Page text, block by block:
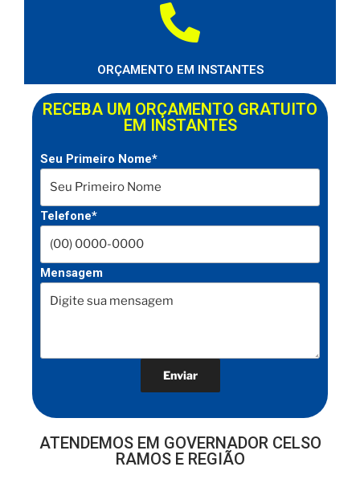
ORÇAMENTO EM INSTANTES
RECEBA UM ORÇAMENTO GRATUITO
EM INSTANTES
Seu Primeiro Nome*
Telefone*
Mensagem
ATENDEMOS EM GOVERNADOR CELSO
RAMOS E REGIÃO